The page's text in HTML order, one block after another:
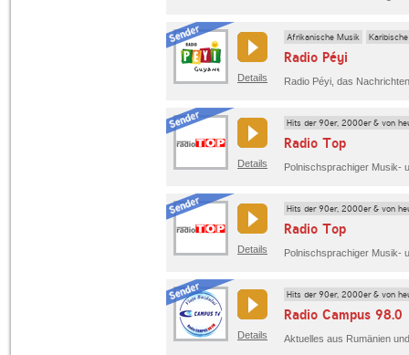
Details
Afrikanische Musik
Radio Péyi
Radio Péyi, das
Details
Hits der 90er, 2000er & von
Radio Top
Details
Hits der 90er, 2000er & von
Radio Top
Details
Hits der 90er, 2000er & von
Radio Campus 98.0